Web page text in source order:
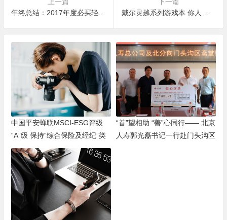
中国平安蝉联MSCI-ESG评级
“A”级 保持“综合保险及经纪”类
别亚太区第一位
“首”望相助 “善”心同行—— 北京
人寿郭光磊书记一行赴门头沟区